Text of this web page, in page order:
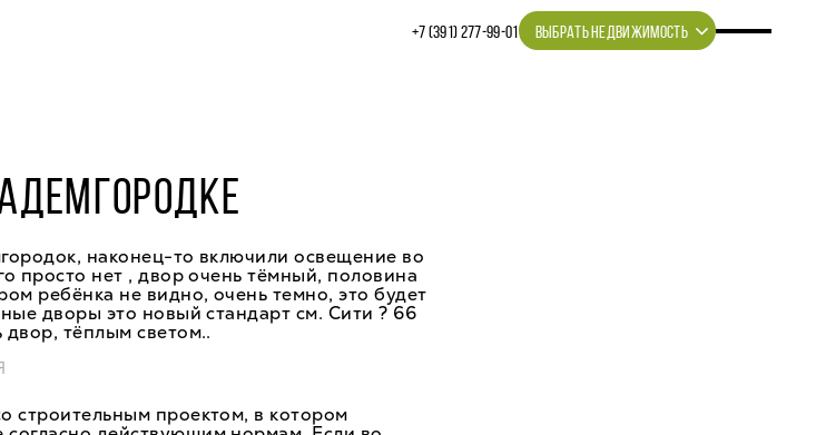
+7 (391) 277‒99‒01 ВЫБРАТЬ НЕДВИЖИМОСТЬ
наконец-то включили освещение во
просто нет , двор очень тёмный, половина
ребёнка не видно, очень темно, это будет
дворы это новый стандарт см. Сити ? 66
тёплым светом..
строительным проектом, в котором